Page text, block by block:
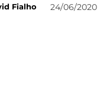
Fialho 24/06/2020